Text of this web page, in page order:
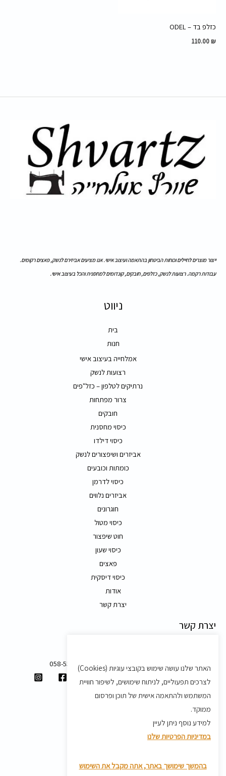
כזלפ בד – ODEL
110.00 ₪
ייצור מוצרים לחיילים וכוחות הביטחון בהתאמה ועיצוב אישי. אנו מציעים אביזירם לנשק, פאצים רקומים.
עבודות רקמה. רצועות לנשק, כזלפים, חובקים, קונדומים למחסנית והכל בעיצוב אישי.
ניווט
בית
חנות
אמלחייה בעיצוב אישי
רצועות לנשק
נרתיקים לטלפון – כזל"פים
צרור מפתחות
חובקים
כיסוי מחסנית
כיסוי דילדו
אביזרים ושיפצורים לנשק
כומתות וכובעים
כיסוי לדרמן
אביזרים נלווים
חוגרונים
כיסוי מטול
חוט שיפצור
כיסוי שעון
פאצים
כיסוי דיסקית
אודות
יצרת קשר
יצרת קשר
058-5557588
shvartz.order@gmail.com
תנאים ותקנון
מדיניות החזרת מוצרים
האתר שלנו עושה שימוש בקובצי עוגיות (Cookies)
לצרכים תפעוליים, לניתוח שימושים, לשיפור חוויית
המשתמש ולהתאמה אישית של תוכן ופרסום
ממוקד.
למידע נוסף ניתן לעיין
במדיניות הפרטיות שלנו
בהמשך שימושך באתר, אתה מקבל את השימוש